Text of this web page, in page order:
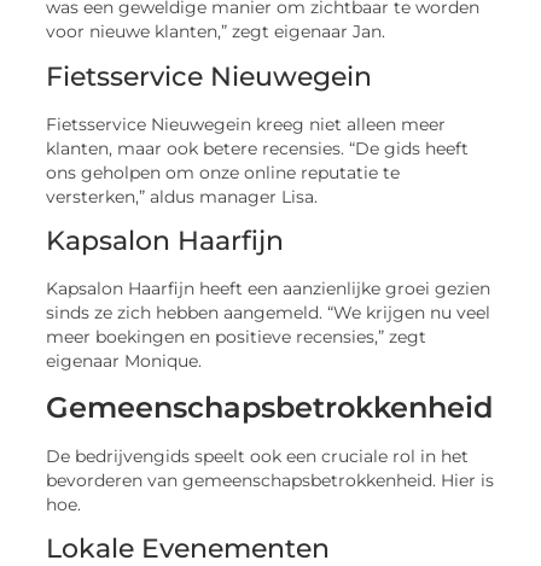
was een geweldige manier om zichtbaar te worden
voor nieuwe klanten,” zegt eigenaar Jan.
Fietsservice Nieuwegein
Fietsservice Nieuwegein kreeg niet alleen meer
klanten, maar ook betere recensies. “De gids heeft
ons geholpen om onze online reputatie te
versterken,” aldus manager Lisa.
Kapsalon Haarfijn
Kapsalon Haarfijn heeft een aanzienlijke groei gezien
sinds ze zich hebben aangemeld. “We krijgen nu veel
meer boekingen en positieve recensies,” zegt
eigenaar Monique.
Gemeenschapsbetrokkenheid
De bedrijvengids speelt ook een cruciale rol in het
bevorderen van gemeenschapsbetrokkenheid. Hier is
hoe.
Lokale Evenementen